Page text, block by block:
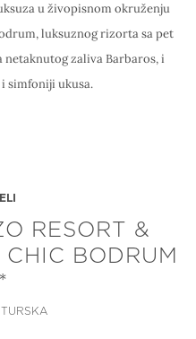
u živopisnom okruženju
luksuznog rizorta sa pet
zaliva Barbaros, i
simfoniji ukusa.
RESORT &
BODRUM